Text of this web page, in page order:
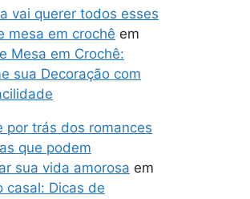
vai querer todos esses
mesa em crochê em
Mesa em Crochê:
sua Decoração com
por trás dos romances
que podem
sua vida amorosa em
casal: Dicas de